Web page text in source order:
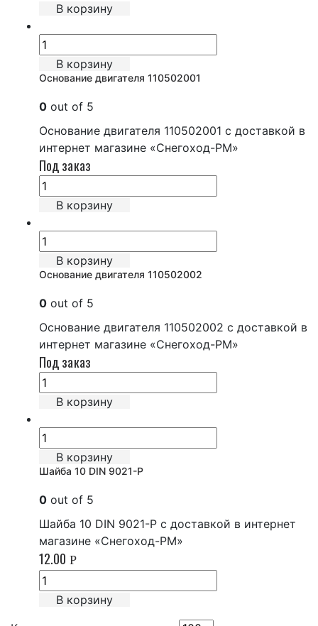
В корзину
В корзину
Основание двигателя 110502001
0 out of 5
Основание двигателя 110502001 с доставкой в
интернет магазине «Снегоход-РМ»
Под заказ
В корзину
В корзину
Основание двигателя 110502002
0 out of 5
Основание двигателя 110502002 с доставкой в
интернет магазине «Снегоход-РМ»
Под заказ
В корзину
В корзину
Шайба 10 DIN 9021-P
0 out of 5
Шайба 10 DIN 9021-P с доставкой в интернет
магазине «Снегоход-РМ»
12.00 Р
В корзину